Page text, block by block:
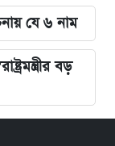
যে ৬ নাম
বড়